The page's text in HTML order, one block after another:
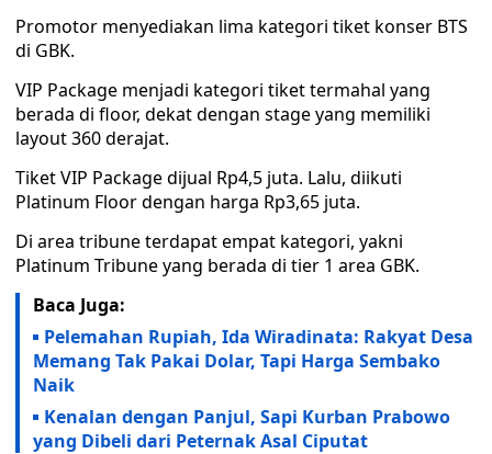
Promotor menyediakan lima kategori tiket konser BTS
di GBK.
VIP Package menjadi kategori tiket termahal yang
berada di floor, dekat dengan stage yang memiliki
layout 360 derajat.
Tiket VIP Package dijual Rp4,5 juta. Lalu, diikuti
Platinum Floor dengan harga Rp3,65 juta.
Di area tribune terdapat empat kategori, yakni
Platinum Tribune yang berada di tier 1 area GBK.
Baca Juga:
Pelemahan Rupiah, Ida Wiradinata: Rakyat Desa
Memang Tak Pakai Dolar, Tapi Harga Sembako
Naik
Kenalan dengan Panjul, Sapi Kurban Prabowo
yang Dibeli dari Peternak Asal Ciputat